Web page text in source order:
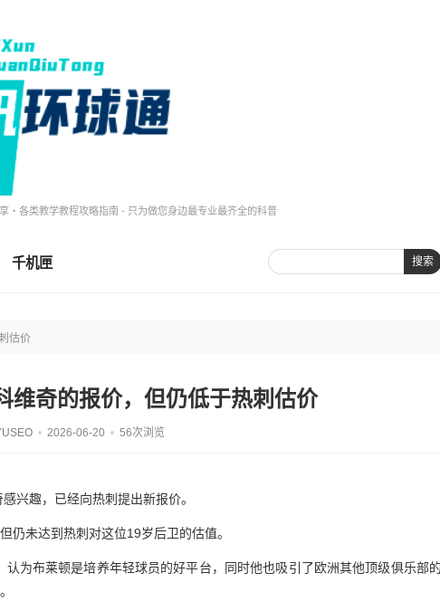
・各类教学教程攻略指南 - 只为做您身边最专业最齐全的科普
千机匣 搜索
估价
维奇的报价，但仍低于热刺估价
2026-06-20 56次浏览
兴趣，已经向热刺提出新报价。
仍未达到热刺对这位19岁后卫的估值。
为布莱顿是培养年轻球员的好平台，同时他也吸引了欧洲其他顶级俱乐部的